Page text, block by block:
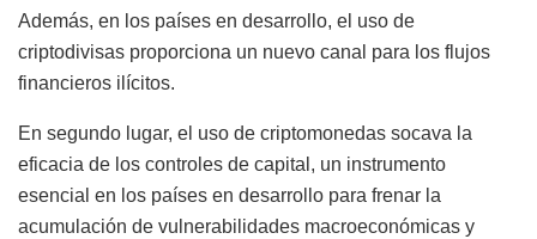
Además, en los países en desarrollo, el uso de
criptodivisas proporciona un nuevo canal para los flujos
financieros ilícitos.
En segundo lugar, el uso de criptomonedas socava la
eficacia de los controles de capital, un instrumento
esencial en los países en desarrollo para frenar la
acumulación de vulnerabilidades macroeconómicas y